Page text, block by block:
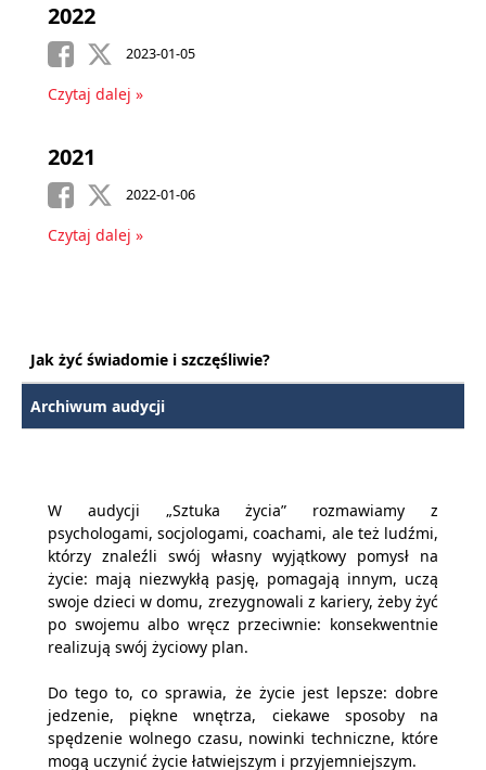
2022
2023-01-05
Czytaj dalej »
2021
2022-01-06
Czytaj dalej »
Jak żyć świadomie i szczęśliwie?
Archiwum audycji
W audycji „Sztuka życia” rozmawiamy z
psychologami, socjologami, coachami, ale też ludźmi,
którzy znaleźli swój własny wyjątkowy pomysł na
życie: mają niezwykłą pasję, pomagają innym, uczą
swoje dzieci w domu, zrezygnowali z kariery, żeby żyć
po swojemu albo wręcz przeciwnie: konsekwentnie
realizują swój życiowy plan.
Do tego to, co sprawia, że życie jest lepsze: dobre
jedzenie, piękne wnętrza, ciekawe sposoby na
spędzenie wolnego czasu, nowinki techniczne, które
mogą uczynić życie łatwiejszym i przyjemniejszym.